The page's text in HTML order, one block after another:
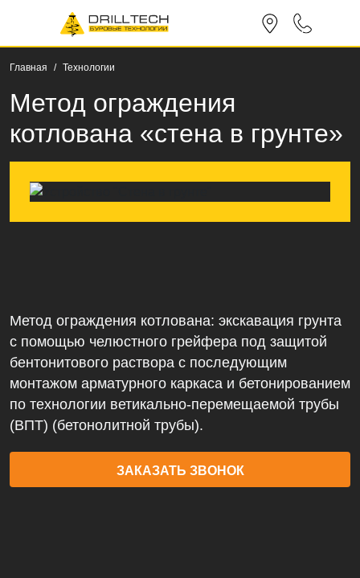
Главная Технологии
Метод ограждения
котлована «стена в грунте»
Метод ограждения котлована: экскавация грунта
с помощью челюстного грейфера под защитой
бентонитового раствора с последующим
монтажом арматурного каркаса и бетонированием
по технологии ветикально-перемещаемой трубы
(ВПТ) (бетонолитной трубы).
ЗАКАЗАТЬ ЗВОНОК